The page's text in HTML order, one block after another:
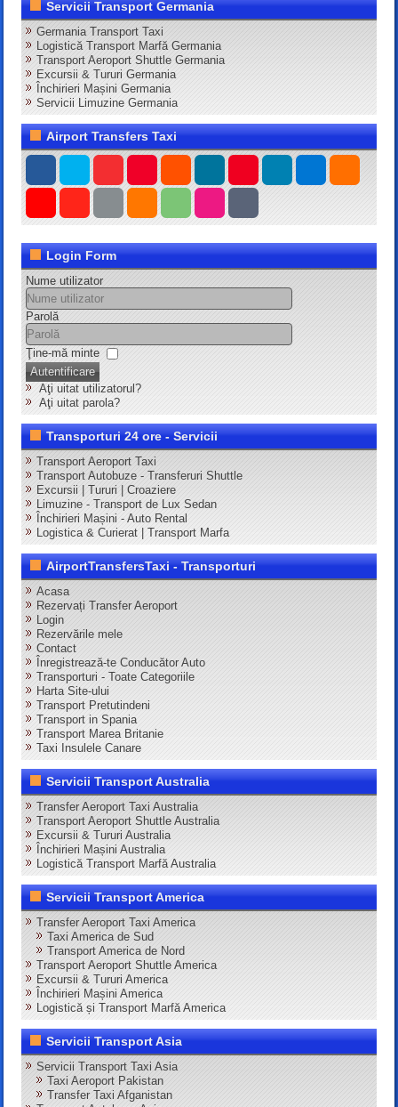
Servicii Transport Germania
Germania Transport Taxi
Logistică Transport Marfă Germania
Transport Aeroport Shuttle Germania
Excursii & Tururi Germania
Închirieri Mașini Germania
Servicii Limuzine Germania
Airport Transfers Taxi
Login Form
Nume utilizator
Parolă
Ţine-mă minte
Autentificare
Aţi uitat utilizatorul?
Aţi uitat parola?
Transporturi 24 ore - Servicii
Transport Aeroport Taxi
Transport Autobuze - Transferuri Shuttle
Excursii | Tururi | Croaziere
Limuzine - Transport de Lux Sedan
Închirieri Mașini - Auto Rental
Logistica & Curierat | Transport Marfa
AirportTransfersTaxi - Transporturi
Acasa
Rezervați Transfer Aeroport
Login
Rezervările mele
Contact
Înregistrează-te Conducător Auto
Transporturi - Toate Categoriile
Harta Site-ului
Transport Pretutindeni
Transport in Spania
Transport Marea Britanie
Taxi Insulele Canare
Servicii Transport Australia
Transfer Aeroport Taxi Australia
Transport Aeroport Shuttle Australia
Excursii & Tururi Australia
Închirieri Mașini Australia
Logistică Transport Marfă Australia
Servicii Transport America
Transfer Aeroport Taxi America
Taxi America de Sud
Transport America de Nord
Transport Aeroport Shuttle America
Excursii & Tururi America
Închirieri Mașini America
Logistică și Transport Marfă America
Servicii Transport Asia
Servicii Transport Taxi Asia
Taxi Aeroport Pakistan
Transfer Taxi Afganistan